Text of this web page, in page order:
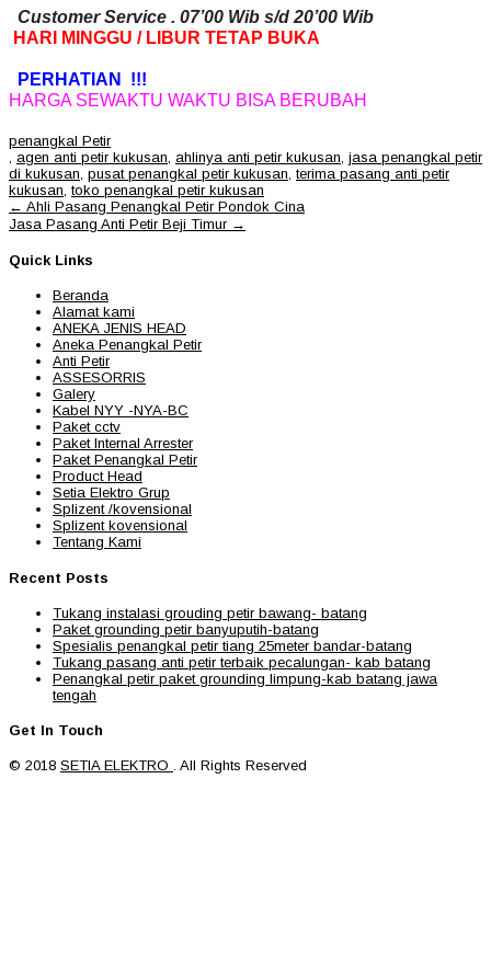
Customer Service . 07’00 Wib s/d 20’00 Wib
HARI MINGGU / LIBUR TETAP BUKA
PERHATIAN !!!
HARGA SEWAKTU WAKTU BISA BERUBAH
penangkal Petir
agen anti petir kukusan ahlinya anti petir kukusan jasa penangkal petir
di kukusan pusat penangkal petir kukusan terima pasang anti petir
kukusan toko penangkal petir kukusan
Post
navigation
← Ahli Pasang Penangkal Petir Pondok Cina
Jasa Pasang Anti Petir Beji Timur →
Quick Links
Beranda
Alamat kami
ANEKA JENIS HEAD
Aneka Penangkal Petir
Anti Petir
ASSESORRIS
Galery
Kabel NYY -NYA-BC
Paket cctv
Paket Internal Arrester
Paket Penangkal Petir
Product Head
Setia Elektro Grup
Splizent /kovensional
Splizent kovensional
Tentang Kami
Recent Posts
Tukang instalasi grouding petir bawang- batang
Paket grounding petir banyuputih-batang
Spesialis penangkal petir tiang 25meter bandar-batang
Tukang pasang anti petir terbaik pecalungan- kab batang
Penangkal petir paket grounding limpung-kab batang jawa
tengah
Get In Touch
© 2018 SETIA ELEKTRO . All Rights Reserved